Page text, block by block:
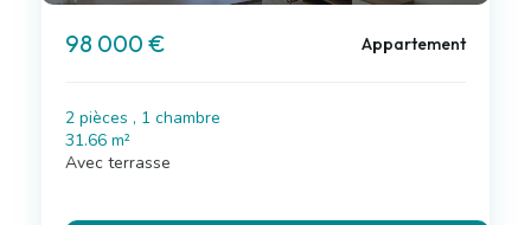
98 000 € Appartement
2 pièces , 1 chambre
31.66 m²
Avec terrasse